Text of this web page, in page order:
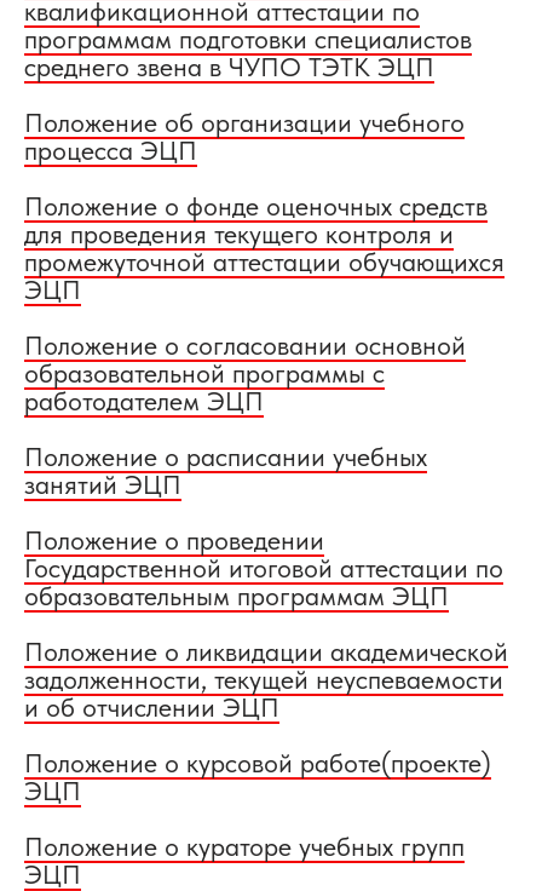
квалификационной аттестации по
программам подготовки специалистов
среднего звена в ЧУПО ТЭТК ЭЦП
Положение об организации учебного
процесса ЭЦП
Положение о фонде оценочных средств
для проведения текущего контроля и
промежуточной аттестации обучающихся
ЭЦП
Положение о согласовании основной
образовательной программы с
работодателем ЭЦП
Положение о расписании учебных
занятий ЭЦП
Положение о проведении
Государственной итоговой аттестации по
образовательным программам ЭЦП
Положение о ликвидации академической
задолженности, текущей неуспеваемости
и об отчислении ЭЦП
Положение о курсовой работе(проекте)
ЭЦП
Положение о кураторе учебных групп
ЭЦП